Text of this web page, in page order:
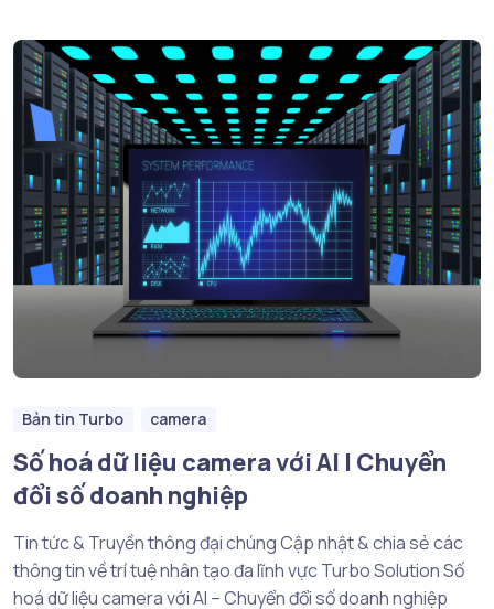
Bản tin Turbo camera
Số hoá dữ liệu camera với AI | Chuyển
đổi số doanh nghiệp
Tin tức & Truyền thông đại chúng Cập nhật & chia sẻ các
thông tin về trí tuệ nhân tạo đa lĩnh vực Turbo Solution Số
hoá dữ liệu camera với AI – Chuyển đổi số doanh nghiệp